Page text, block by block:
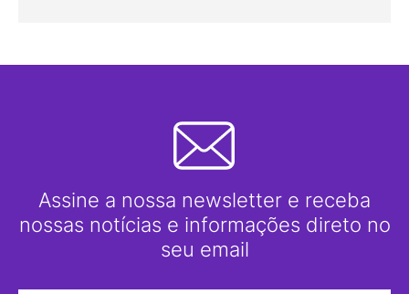
Assine a nossa newsletter e receba
nossas notícias e informações direto no
seu email